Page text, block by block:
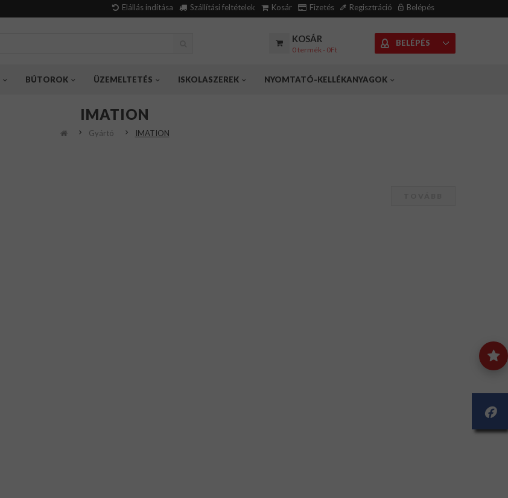
Elállás indítása Szállítási feltételek Kosár Fizetés Regisztráció Belépés
KOSÁR
0 termék - 0Ft
BELÉPÉS
BÚTOROK ÜZEMELTETÉS ISKOLASZEREK NYOMTATÓ-KELLÉKANYAGOK
IMATION
Gyártó IMATION